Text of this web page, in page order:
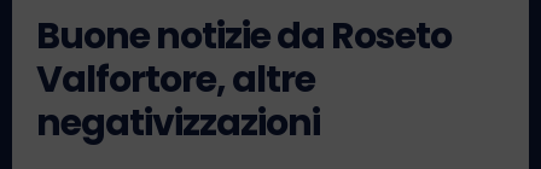
Buone notizie da Roseto
Valfortore, altre
negativizzazioni